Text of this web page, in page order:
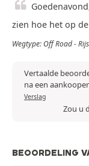
zien hoe het op
Wegtype: Off Road -
Vertaalde
na een
Verslag
Zou u
BEOORDELING